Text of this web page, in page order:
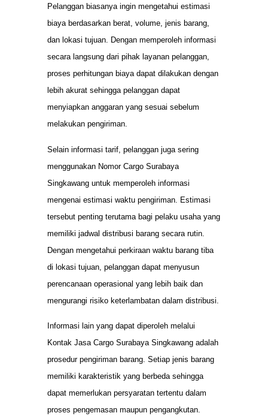
Pelanggan biasanya ingin mengetahui estimasi
biaya berdasarkan berat, volume, jenis barang,
dan lokasi tujuan. Dengan memperoleh informasi
secara langsung dari pihak layanan pelanggan,
proses perhitungan biaya dapat dilakukan dengan
lebih akurat sehingga pelanggan dapat
menyiapkan anggaran yang sesuai sebelum
melakukan pengiriman.
Selain informasi tarif, pelanggan juga sering
menggunakan Nomor Cargo Surabaya
Singkawang untuk memperoleh informasi
mengenai estimasi waktu pengiriman. Estimasi
tersebut penting terutama bagi pelaku usaha yang
memiliki jadwal distribusi barang secara rutin.
Dengan mengetahui perkiraan waktu barang tiba
di lokasi tujuan, pelanggan dapat menyusun
perencanaan operasional yang lebih baik dan
mengurangi risiko keterlambatan dalam distribusi.
Informasi lain yang dapat diperoleh melalui
Kontak Jasa Cargo Surabaya Singkawang adalah
prosedur pengiriman barang. Setiap jenis barang
memiliki karakteristik yang berbeda sehingga
dapat memerlukan persyaratan tertentu dalam
proses pengemasan maupun pengangkutan.